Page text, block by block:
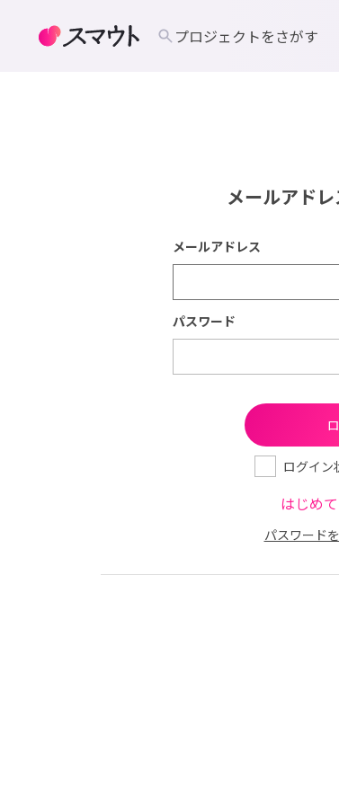
メールアド
メールアドレス
パスワード
ログイン
はじめ
パスワード
プロジェクトをさがす